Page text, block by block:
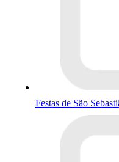
Festas de São